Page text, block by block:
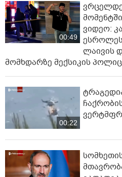
00:49
ვიდეო:
ლაივის
მომხდარზე მექსიკის
00:22